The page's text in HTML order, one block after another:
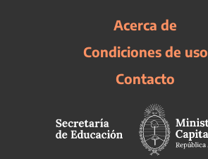
Acerca de
Condiciones de uso
Contacto